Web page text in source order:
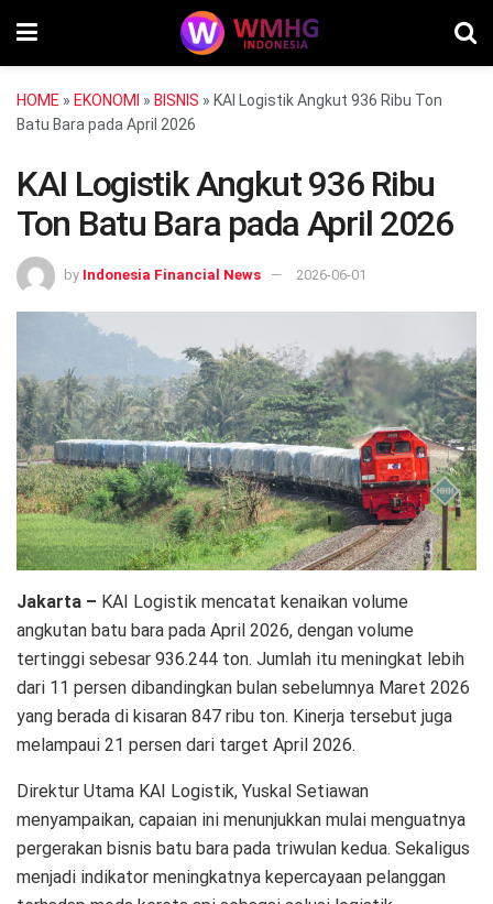
HOME » EKONOMI » BISNIS » KAI Logistik Angkut 936 Ribu Ton
Batu Bara pada April 2026
KAI Logistik Angkut 936 Ribu
Ton Batu Bara pada April 2026
by Indonesia Financial News 2026-06-01
Jakarta – KAI Logistik mencatat kenaikan volume
angkutan batu bara pada April 2026, dengan volume
tertinggi sebesar 936.244 ton. Jumlah itu meningkat lebih
dari 11 persen dibandingkan bulan sebelumnya Maret 2026
yang berada di kisaran 847 ribu ton. Kinerja tersebut juga
melampaui 21 persen dari target April 2026.
Direktur Utama KAI Logistik, Yuskal Setiawan
menyampaikan, capaian ini menunjukkan mulai menguatnya
pergerakan bisnis batu bara pada triwulan kedua. Sekaligus
menjadi indikator meningkatnya kepercayaan pelanggan